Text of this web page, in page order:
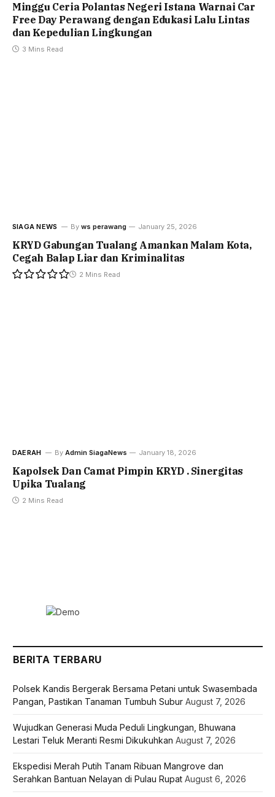
Minggu Ceria Polantas Negeri Istana Warnai Car
Free Day Perawang dengan Edukasi Lalu Lintas
dan Kepedulian Lingkungan
3 Mins Read
SIAGA NEWS By ws perawang January 25, 2026
KRYD Gabungan Tualang Amankan Malam Kota,
Cegah Balap Liar dan Kriminalitas
2 Mins Read
DAERAH By Admin SiagaNews January 18, 2026
Kapolsek Dan Camat Pimpin KRYD . Sinergitas
Upika Tualang
2 Mins Read
BERITA TERBARU
Polsek Kandis Bergerak Bersama Petani untuk Swasembada
Pangan, Pastikan Tanaman Tumbuh Subur August 7, 2026
Wujudkan Generasi Muda Peduli Lingkungan, Bhuwana
Lestari Teluk Meranti Resmi Dikukuhkan August 7, 2026
Ekspedisi Merah Putih Tanam Ribuan Mangrove dan
Serahkan Bantuan Nelayan di Pulau Rupat August 6, 2026